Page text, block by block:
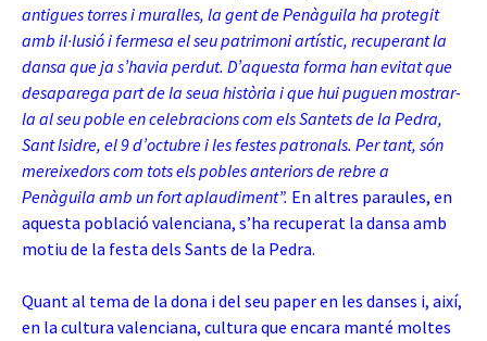
antigues torres i muralles, la gent de Penàguila ha protegit
amb il·lusió i fermesa el seu patrimoni artístic, recuperant la
dansa que ja s’havia perdut. D’aquesta forma han evitat que
desaparega part de la seua història i que hui puguen mostrar-
la al seu poble en celebracions com els Santets de la Pedra,
Sant Isidre, el 9 d’octubre i les festes patronals. Per tant, són
mereixedors com tots els pobles anteriors de rebre a
Penàguila amb un fort aplaudiment”. En altres paraules, en
aquesta població valenciana, s’ha recuperat la dansa amb
motiu de la festa dels Sants de la Pedra.
Quant al tema de la dona i del seu paper en les danses i, així,
en la cultura valenciana, cultura que encara manté moltes